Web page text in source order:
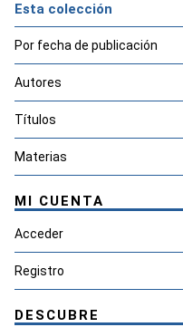
Esta colección
Por fecha de publicación
Autores
Títulos
Materias
MI CUENTA
Acceder
Registro
DESCUBRE